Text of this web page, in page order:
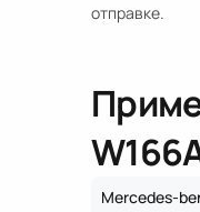
отправке.
W166
Mercedes-